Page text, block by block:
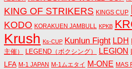
KING OF STRIKERS KINGS CUP
KODO KORAKUEN JAMBULL KPKB
Krush Ks-CUP Kunlun Fight LDH
主催）
LEGEND（ボクシング） LEGION
LFA M-1 JAPAN M-1ムエタイ M-ONE MAS